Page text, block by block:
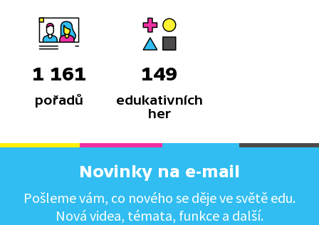
1 161
pořadů
149
edukativních
her
Novinky na e-mail
Pošleme vám, co nového se děje ve světě edu.
Nová videa, témata, funkce a další.